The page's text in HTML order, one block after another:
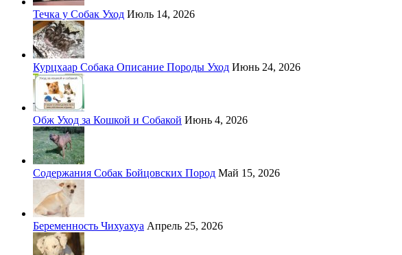
Течка у Собак Уход Июль 14, 2026
Курцхаар Собака Описание Породы Уход Июнь 24, 2026
Обж Уход за Кошкой и Собакой Июнь 4, 2026
Содержания Собак Бойцовских Пород Май 15, 2026
Беременность Чихуахуа Апрель 25, 2026